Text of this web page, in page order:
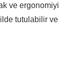
ve ergonomiyi
tutulabilir ve